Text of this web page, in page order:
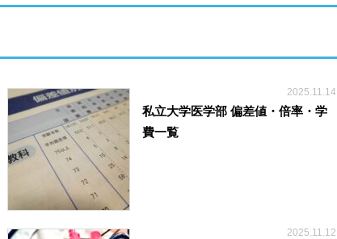
2025.11.14
私立大学医学部 偏差値・倍率・学
費一覧
2025.11.12